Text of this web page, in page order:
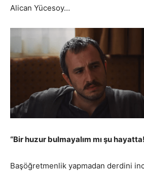
Alican Yücesoy…
“Bir huzur bulmayalım mı şu
Başöğretmenlik yapmadan derdini